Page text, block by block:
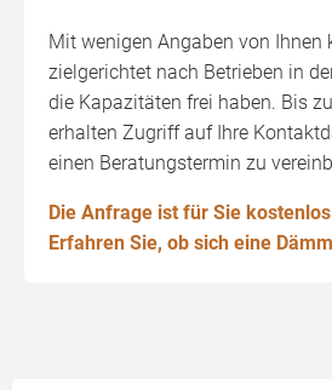
Mit wenigen Angaben von Ihnen
zielgerichtet nach Betrieben in
die Kapazitäten frei haben. Bis
erhalten Zugriff auf Ihre
einen Beratungstermin zu
Die Anfrage ist für Sie
Erfahren Sie, ob sich eine